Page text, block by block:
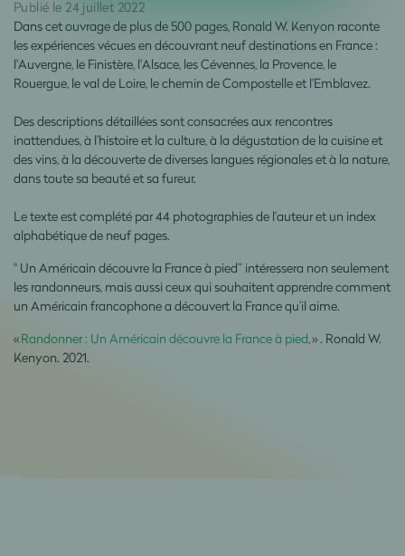
Publié le 24 juillet 2022
Dans cet ouvrage de plus de 500 pages, Ronald W. Kenyon raconte
les expériences vécues en découvrant neuf destinations en France :
l'Auvergne, le Finistère, l'Alsace, les Cévennes, la Provence, le
Rouergue, le val de Loire, le chemin de Compostelle et l’Emblavez.
Des descriptions détaillées sont consacrées aux rencontres
inattendues, à l’histoire et la culture, à la dégustation de la cuisine et
des vins, à la découverte de diverses langues régionales et à la nature,
dans toute sa beauté et sa fureur.
Le texte est complété par 44 photographies de l'auteur et un index
alphabétique de neuf pages.
" Un Américain découvre la France à pied” intéressera non seulement
les randonneurs, mais aussi ceux qui souhaitent apprendre comment
un Américain francophone a découvert la France qu’il aime.
«Randonner : Un Américain découvre la France à pied,» . Ronald W.
Kenyon. 2021.